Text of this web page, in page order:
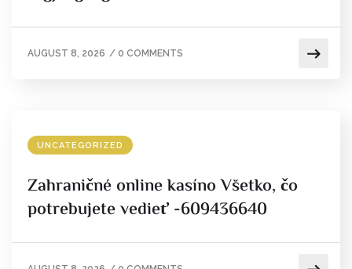
AUGUST 8, 2026 / 0 COMMENTS
UNCATEGORIZED
Zahraničné online kasíno Všetko, čo
potrebujete vedieť -609436640